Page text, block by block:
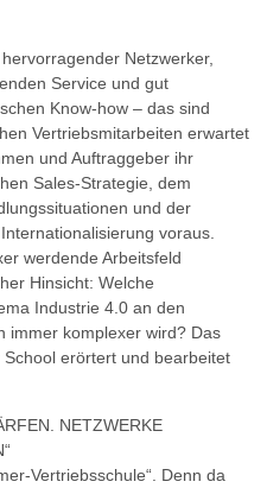
Netzwerker,
Service und gut
Know-how – das sind
Vertriebsmitarbeiten erwartet
und Auftraggeber ihr
Sales-Strategie, dem
und der
voraus.
werdende Arbeitsfeld
Hinsicht: Welche
Industrie 4.0 an den
immer komplexer wird? Das
erörtert und bearbeitet
NETZWERKE
Vertriebsschule“. Denn da